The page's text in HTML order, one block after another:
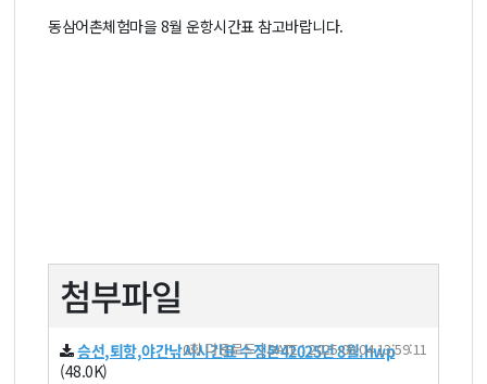
동삼어촌체험마을 8월 운항시간표 참고바랍니다.
첨부파일
승선,퇴항,야간낚시시간표 수정본42025년 8월.hwp
(48.0K)
0회 다운로드 | DATE : 2025-08-04 13:59:11